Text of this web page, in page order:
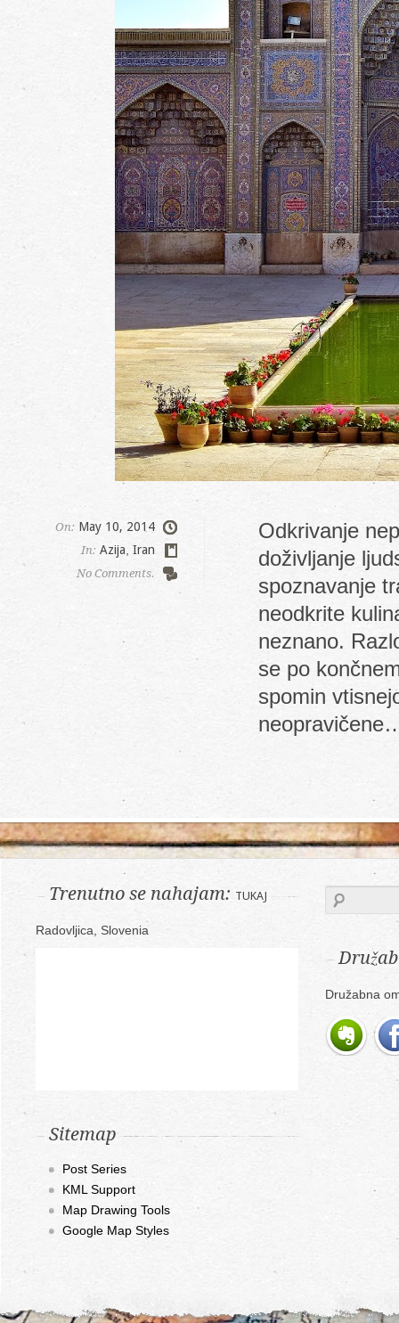
On: May 10, 2014
In: Azija Iran
No Comments.
Odkrivanje
doživljanje
spoznavanje
neodkrite
neznano.
se po
spomin
Trenutno se nahajam: TUKAJ
Radovljica, Slovenia
Sitemap
Post Series
KML Support
Map Drawing Tools
Google Map Styles
Družabna